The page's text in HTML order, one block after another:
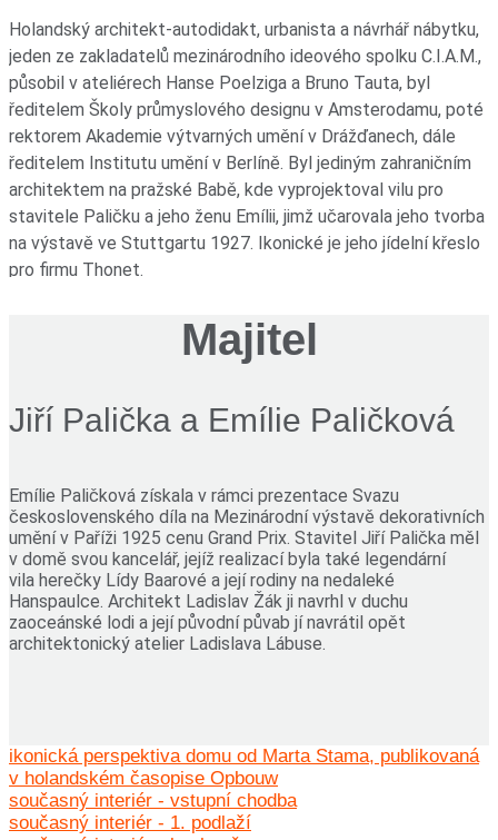
Holandský architekt-autodidakt, urbanista a návrhář nábytku,
jeden ze zakladatelů mezinárodního ideového spolku C.I.A.M.,
působil v ateliérech Hanse Poelziga a Bruno Tauta, byl
ředitelem Školy průmyslového designu v Amsterodamu, poté
rektorem Akademie výtvarných umění v Drážďanech, dále
ředitelem Institutu umění v Berlíně. Byl jediným zahraničním
architektem na pražské Babě, kde vyprojektoval vilu pro
stavitele Paličku a jeho ženu Emílii, jimž učarovala jeho tvorba
na výstavě ve Stuttgartu 1927. Ikonické je jeho jídelní křeslo
pro firmu Thonet.
studium na Královské škole výtvarných umění v Amsterdamu
Moliéra, Pietera Verhagena a Alberta J.T. Koka v Rotterdamu
1922
práce na regulačním plánu města Haagu
odchod do Berlína, spolupráce s Maxem Tautem a s El
Lissitzkym
1923
spoluzakladatel architektonického magazínu ABC v Curychu
Opbouw
1926-1927
práce v kanceláři Brinkman a Van der Vlugt v Rotterdamu
Majitel
Jiří Palička a Emílie Paličková
Emílie Paličková získala v rámci prezentace Svazu
československého díla na Mezinárodní výstavě dekorativních
umění v Paříži 1925 cenu Grand Prix. Stavitel Jiří Palička měl
v domě svou kancelář, jejíž realizací byla také legendární
vila herečky Lídy Baarové a její rodiny na nedaleké
Hanspaulce. Architekt Ladislav Žák ji navrhl v duchu
zaoceánské lodi a její původní půvab jí navrátil opět
architektonický atelier Ladislava Lábuse.
ikonická perspektiva domu od Marta Stama, publikovaná
v holandském časopise Opbouw
současný interiér - vstupní chodba
současný interiér - 1. podlaží